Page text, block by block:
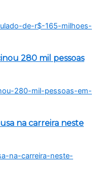
280 mil pessoas
na carreira neste